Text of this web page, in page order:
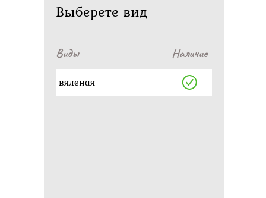
Выберете вид
Виды Наличие
вяленая